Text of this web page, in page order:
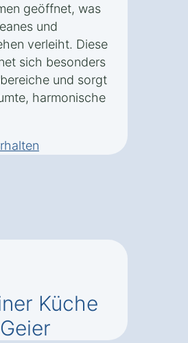
geöffnet, was
und
verleiht. Diese
sich besonders
und sorgt
harmonische
Küche